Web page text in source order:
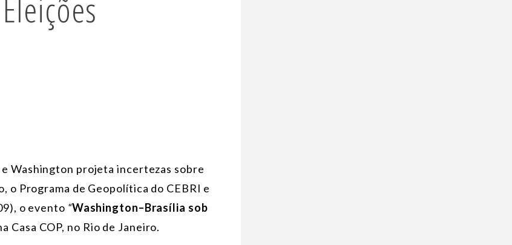
Washington projeta incertezas sobre
o Programa de Geopolítica do CEBRI e
o evento “Washington–Brasília sob
Casa COP, no Rio de Janeiro.